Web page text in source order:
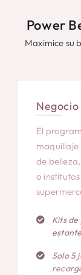
Power
Maximice su
El
maquillaje
de
o
Kits
estante
Solo 5